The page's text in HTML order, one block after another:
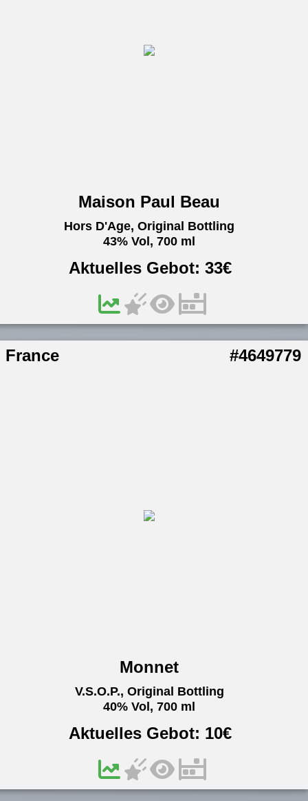
Maison Paul Beau
Hors D'Age, Original Bottling
43% Vol, 700 ml
Aktuelles Gebot:33€
France #4649779
Monnet
V.S.O.P., Original Bottling
40% Vol, 700 ml
Aktuelles Gebot: 10€